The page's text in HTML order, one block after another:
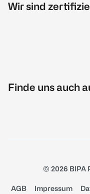
Wir sind
Finde uns auch
© 2026 BIPA
AGB Impressum